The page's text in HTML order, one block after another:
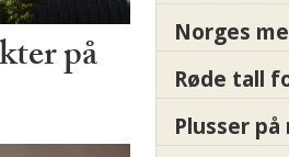
på
Norges
Røde tall
Plusser